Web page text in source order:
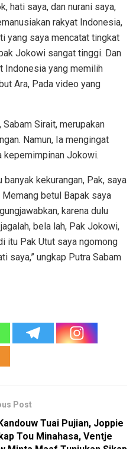
hati saya, dan nurani saya,
rakyat Indonesia,
yang saya mencatat tingkat
Jokowi sangat tinggi. Dan
Indonesia yang memilih
Ara, Pada video yang
Sirait, merupakan
Namun, Ia mengingat
kepemimpinan Jokowi.
kekurangan, Pak, saya
betul Bapak saya
karena dulu
bela lah, Pak Jokowi,
itu Pak Utut saya ngomong
saya,” ungkap Putra Sabam
Post
Tuai Pujian, Joppie
Tou Minahasa, Ventje